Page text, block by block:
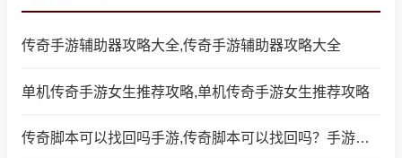
传奇手游辅助器攻略大全,传奇手游辅助器攻略大全
单机传奇手游女生推荐攻略,单机传奇手游女生推荐攻略
传奇脚本可以找回吗手游,传奇脚本可以找回吗？手游中的热点话题